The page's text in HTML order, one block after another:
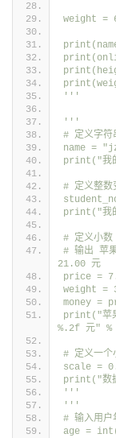
weight =
'''
'''
# 定义字符
name =
print("我的
# 定义整
print("我
# 定义小
# 输出 苹
21.00 元
price =
weight =
money =
print("苹
%.2f 元"
# 定义一
scale =
print("数
'''
'''
# 输入用户
age =